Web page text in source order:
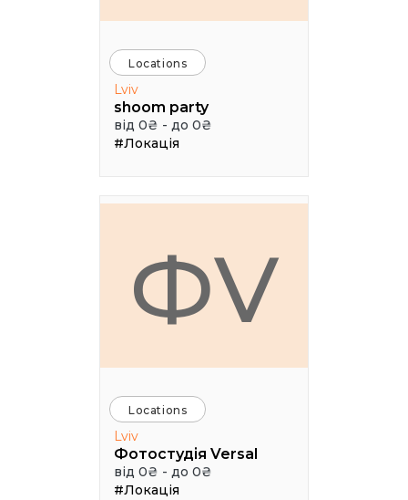
Locations
Lviv
shoom party
від 0₴ - до 0₴
#Локація
ФV
Locations
Lviv
Фотостудія Versal
від 0₴ - до 0₴
#Локація